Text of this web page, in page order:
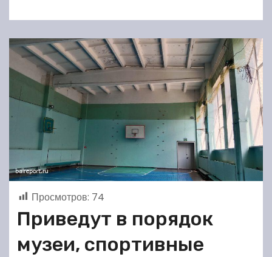
Просмотров: 74
Приведут в порядок
музеи, спортивные